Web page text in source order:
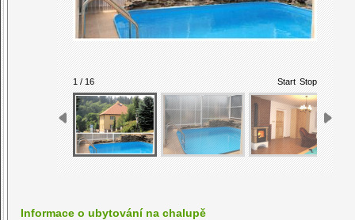
1 / 16 Start Stop
Informace o ubytování na chalupě